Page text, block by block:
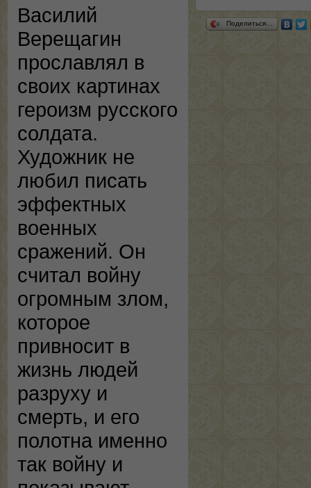
Василий
Верещагин
прославлял в
своих картинах
героизм русского
солдата.
Художник не
любил писать
эффектных
военных
сражений. Он
считал войну
огромным злом,
которое
привносит в
жизнь людей
разруху и
смерть, и его
полотна именно
так войну и
Поделиться…